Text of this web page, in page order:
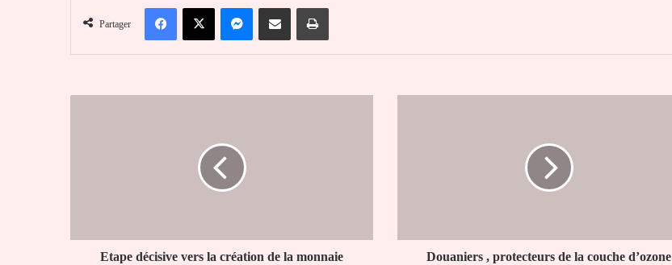
Partager
FacebookX MessengerPartager par email Imprimer
unique
Etape décisive vers la création de la monnaie
Douaniers , protecteurs de la couche d’ozone